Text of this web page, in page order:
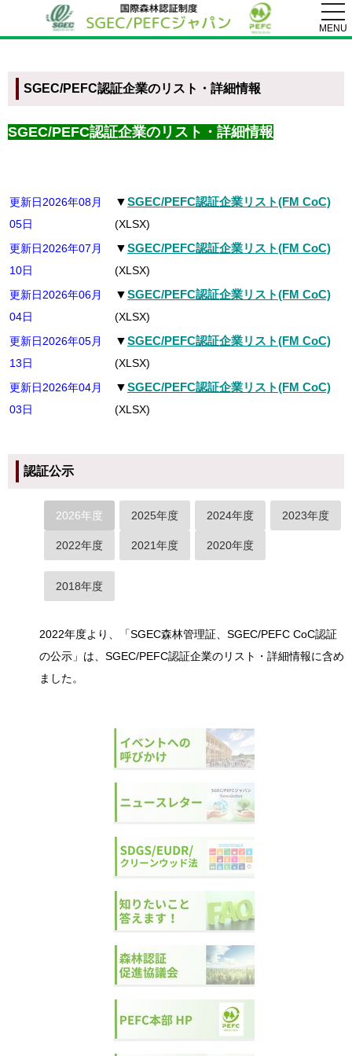
MENU
SGEC/PEFC認証企業のリスト・詳細情報
SGEC/PEFC認証企業のリスト・詳細情報
更新日2026年08月
05日
▼SGEC/PEFC認証企業リスト(FM CoC)
(XLSX)
更新日2026年07月
10日
▼SGEC/PEFC認証企業リスト(FM CoC)
(XLSX)
更新日2026年06月
04日
▼SGEC/PEFC認証企業リスト(FM CoC)
(XLSX)
更新日2026年05月
13日
▼SGEC/PEFC認証企業リスト(FM CoC)
(XLSX)
更新日2026年04月
03日
▼SGEC/PEFC認証企業リスト(FM CoC)
(XLSX)
認証公示
2026年度 2025年度 2024年度 2023年度
2022年度 2021年度 2020年度
2018年度
2022年度より、「SGEC森林管理証、SGEC/PEFC CoC認証
の公示」は、SGEC/PEFC認証企業のリスト・詳細情報に含め
ました。